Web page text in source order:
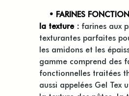
• FARINES
la texture : farines aux
texturantes parfaites
les amidons et les
gamme comprend des
fonctionnelles traitées
aussi appelées Gel Tex